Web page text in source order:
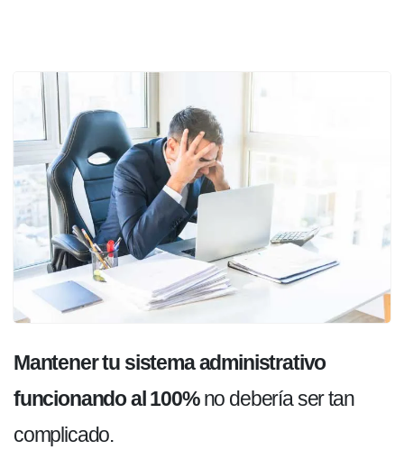
Mantener tu sistema administrativo
funcionando al 100%no debería ser tan
complicado.